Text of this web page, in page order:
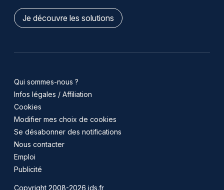
Je découvre les solutions
Qui sommes-nous ?
Infos légales / Affiliation
Cookies
Modifier mes choix de cookies
Se désabonner des notifications
Nous contacter
Emploi
Publicité
Copyright 2008-2026 jds.fr